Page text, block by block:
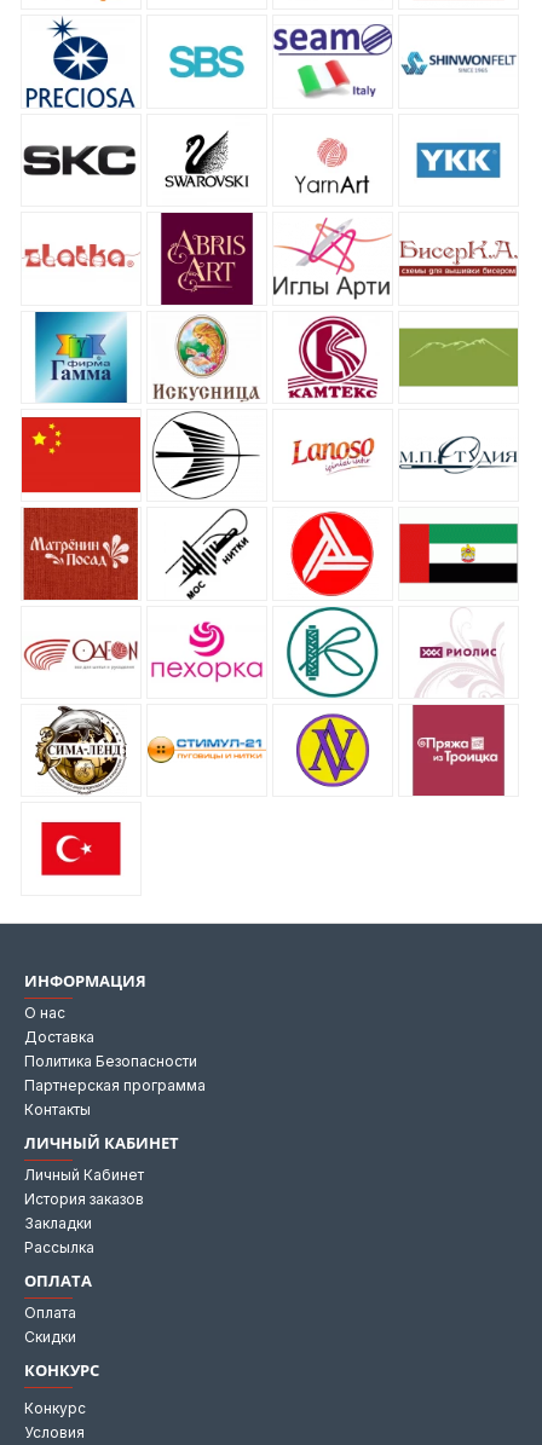
ИНФОРМАЦИЯ
О нас
Доставка
Политика Безопасности
Партнерская программа
Контакты
ЛИЧНЫЙ КАБИНЕТ
Личный Кабинет
История заказов
Закладки
Рассылка
ОПЛАТА
Оплата
Скидки
КОНКУРС
Конкурс
Условия